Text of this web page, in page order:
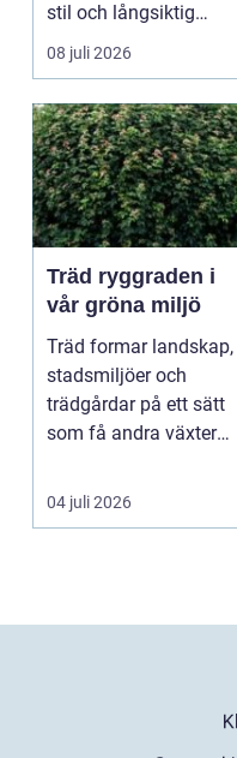
stil och långsiktig
ekonomi i samma p...
08 juli 2026
Träd ryggraden i
vår gröna miljö
Träd formar landskap,
stadsmiljöer och
trädgårdar på ett sätt
som få andra växter
04 juli 2026